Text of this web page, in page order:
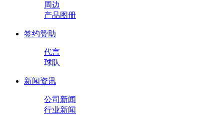
周边
产品图册
签约赞助
代言
球队
新闻资讯
公司新闻
行业新闻